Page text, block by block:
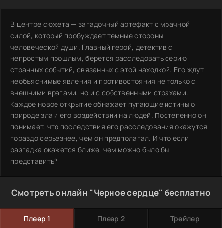
В центре сюжета — загадочный артефакт с мрачной
силой, который пробуждает темные стороны
человеческой души. Главный герой, детектив с
непростым прошлым, берется расследовать серию
странных событий, связанных с этой находкой. Его ждут
необъяснимые явления и противостояния не только с
внешними врагами, но и с собственными страхами.
Каждое новое открытие обнажает пугающие истины о
природе зла и его воздействии на людей. Постепенно он
понимает, что последствия его расследования окажутся
гораздо серьезнее, чем он предполагал. И что если
разгадка окажется ближе, чем можно было бы
представить?
Смотреть онлайн "Черное сердце" бесплатно
Плеер 1 Плеер 2 Трейлер